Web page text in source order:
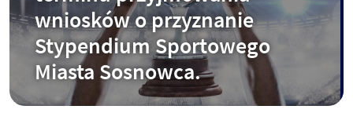
wniosków o przyznanie
Stypendium Sportowego
Miasta Sosnowca.